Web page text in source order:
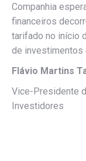
Companhia
financeiros
tarifado no início
de investimentos
Flávio Martins
Vice-Presidente
Investidores